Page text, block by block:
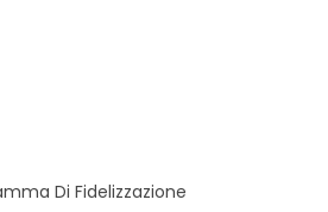
Di Fidelizzazione